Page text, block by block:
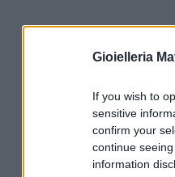
Gioielleria
If you wish to
sensitive
confirm your
continue
information